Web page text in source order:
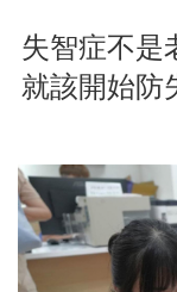
失智症不是
就該開始防